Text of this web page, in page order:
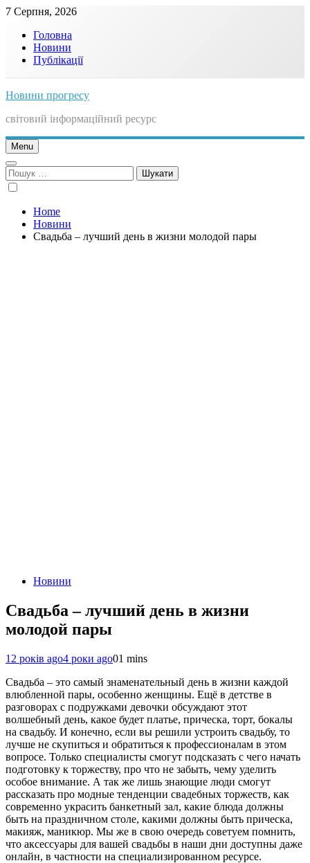
Skip
content
7 Серпня, 2026
Головна
Новини
Публікації
Новини прогресу
світовий інформаційний ресурс
Menu
Пошук:
Home
Новини
Свадьба – лучший день в жизни молодой пары
Новини
Свадьба – лучший день в жизни
молодой пары
12 років ago4 роки ago01 mins
Свадьба – это самый знаменательный день в жизни каждой
влюбленной пары, особенно женщины. Ещё в детстве в
разговорах с подружками девочки обсуждают этот
волшебный день, какое будет платье, прическа, торт, бокалы
на свадьбу. И конечно, если вы решили устроить свадьбу, то
лучше не скупиться и обратиться к профессионалам в этом
вопросе. Только специалисты смогут подсказать с чего начать
подготовку к торжеству, про что не забыть, чему уделить
особое внимание. А так же лишь знающие люди смогут
рассказать про модные тенденции свадебных торжеств, как
современно украсить банкетный зал, какие блюда должны
быть на праздничном столе, какими должны быть прическа,
макияж, маникюр. Мы же в свою очередь советуем помнить,
что аксессуары для вашей свадьбы в наши дни доступны даже
онлайн, в частности на специализированном ресурсе.